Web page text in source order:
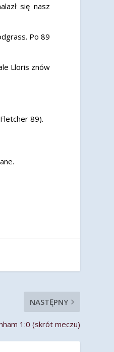
się nasz
Po 89
Lloris znów
89).
NASTĘPNY
1:0 (skrót meczu)